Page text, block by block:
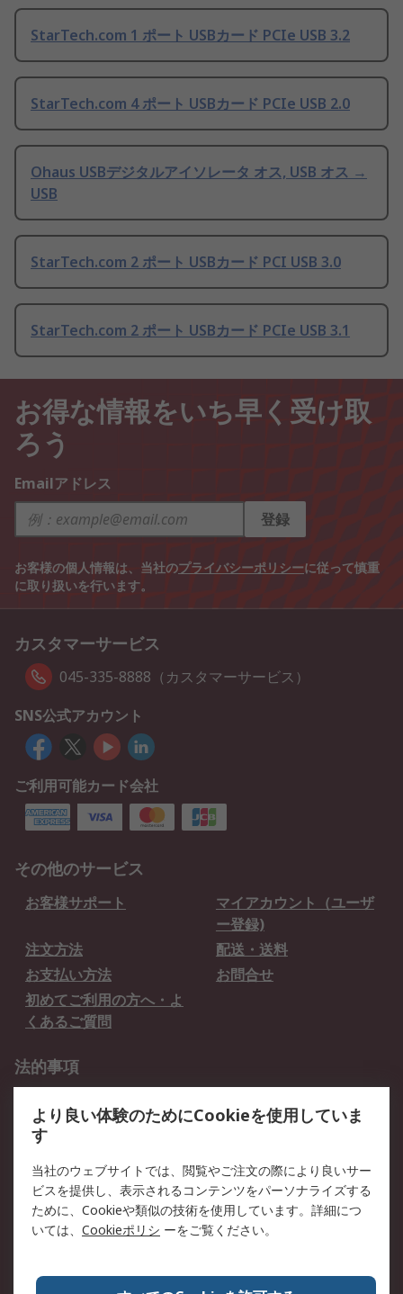
StarTech.com 1 ポート USBカード PCIe USB 3.2
StarTech.com 4 ポート USBカード PCIe USB 2.0
Ohaus USBデジタルアイソレータ オス, USB オス →
USB
StarTech.com 2 ポート USBカード PCI USB 3.0
StarTech.com 2 ポート USBカード PCIe USB 3.1
お得な情報をいち早く受け取
ろう
Emailアドレス
登録
お客様の個人情報は、当社のプライバシーポリシーに従って慎重
に取り扱いを行います。
カスタマーサービス
045-335-8888（カスタマーサービス）
SNS公式アカウント
ご利用可能カード会社
その他のサービス
お客様サポート
マイアカウント（ユーザ
ー登録)
注文方法
配送・送料
お支払い方法
お問合せ
初めてご利用の方へ・よ
くあるご質問
法的事項
クッキーポリシー
RSについて
会社概要
採用情報
プレスリリース＆お知ら
コーポレートサイト
全世界のRS
RSの歴史
より良い体験のためにCookieを使用していま
す
当社のウェブサイトでは、閲覧やご注文の際により良いサー
ビスを提供し、表示されるコンテンツをパーソナライズする
ために、Cookieや類似の技術を使用しています。詳細につ
いては、 Cookieポリシ ーをご覧ください。